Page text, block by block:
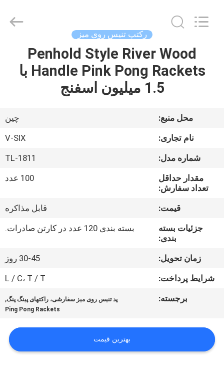
درباره
کارخانه
کیفیت
ما
درخواست
Dunya
رکتپ تنیس روی میز
Penhold Style River Wood
Handle Pink Pong Rackets با
1.5 میلیون اسفنج
محل منبع:
چين
نام تجاری:
V-SIX
شماره مدل:
TL-1811
مقدار حداقل
تعداد سفارش:
100 عدد
قیمت:
قابل مذاکره
جزئیات بسته
بندی:
بسته بندی 120 عدد در کارتن صادرات.
زمان تحویل:
30-45 روز
شرایط پرداخت:
L / C، T / T
برجسته:
پد تنیس روی میز سفارشی، راکتهای پینگ پنگ,
Ping Pong Rackets
بهترین قیمت